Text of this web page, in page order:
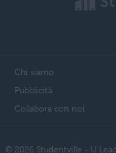
Chi siamo
Pubblicità
Collabora con noi
© 2026 Studentville - U